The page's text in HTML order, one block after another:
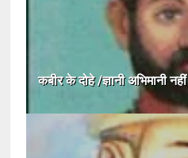
कबीर के दोहे /ज्ञानी अभिमानी नहीं